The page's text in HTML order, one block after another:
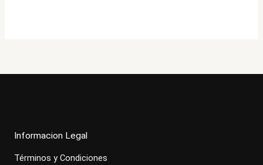
Informacion Legal
Términos y Condiciones